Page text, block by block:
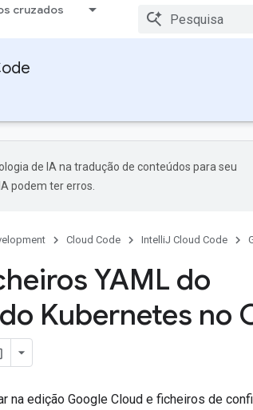
cruzados
de IA na tradução de conteúdos para seu
podem ter erros.
Cloud Code IntelliJ Cloud Code
YAML do
Kubernetes no
na edição Google Cloud e ficheiros de